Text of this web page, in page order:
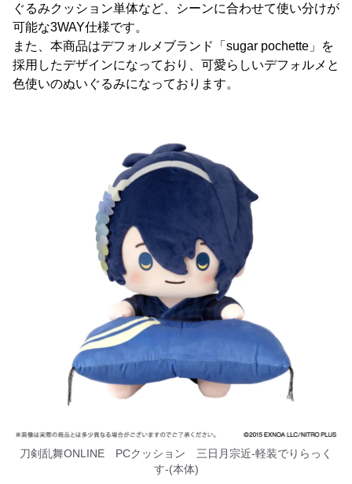
ぐるみクッション単体など、シーンに合わせて使い分けが
可能な3WAY仕様です。
また、本商品はデフォルメブランド「sugar pochette」を
採用したデザインになっており、可愛らしいデフォルメと
色使いのぬいぐるみになっております。
刀剣乱舞ONLINE PCクッション 三日月宗近‐軽装でりらっく
す‐(本体)